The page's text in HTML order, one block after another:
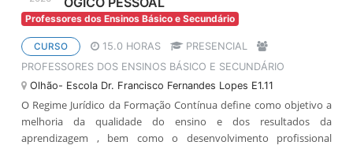
Professores dos Ensinos Básico e Secundário
CURSO 15.0 HORAS
PRESENCIAL
PROFESSORES DOS ENSINOS BÁSICO E SECUNDÁRIO
Olhão- Escola Dr. Francisco Fernandes Lopes E1.11
O Regime Jurídico da Formação Contínua define como objetivo a
melhoria da qualidade do ensino e dos resultados da
aprendizagem , bem como o desenvolvimento profissional